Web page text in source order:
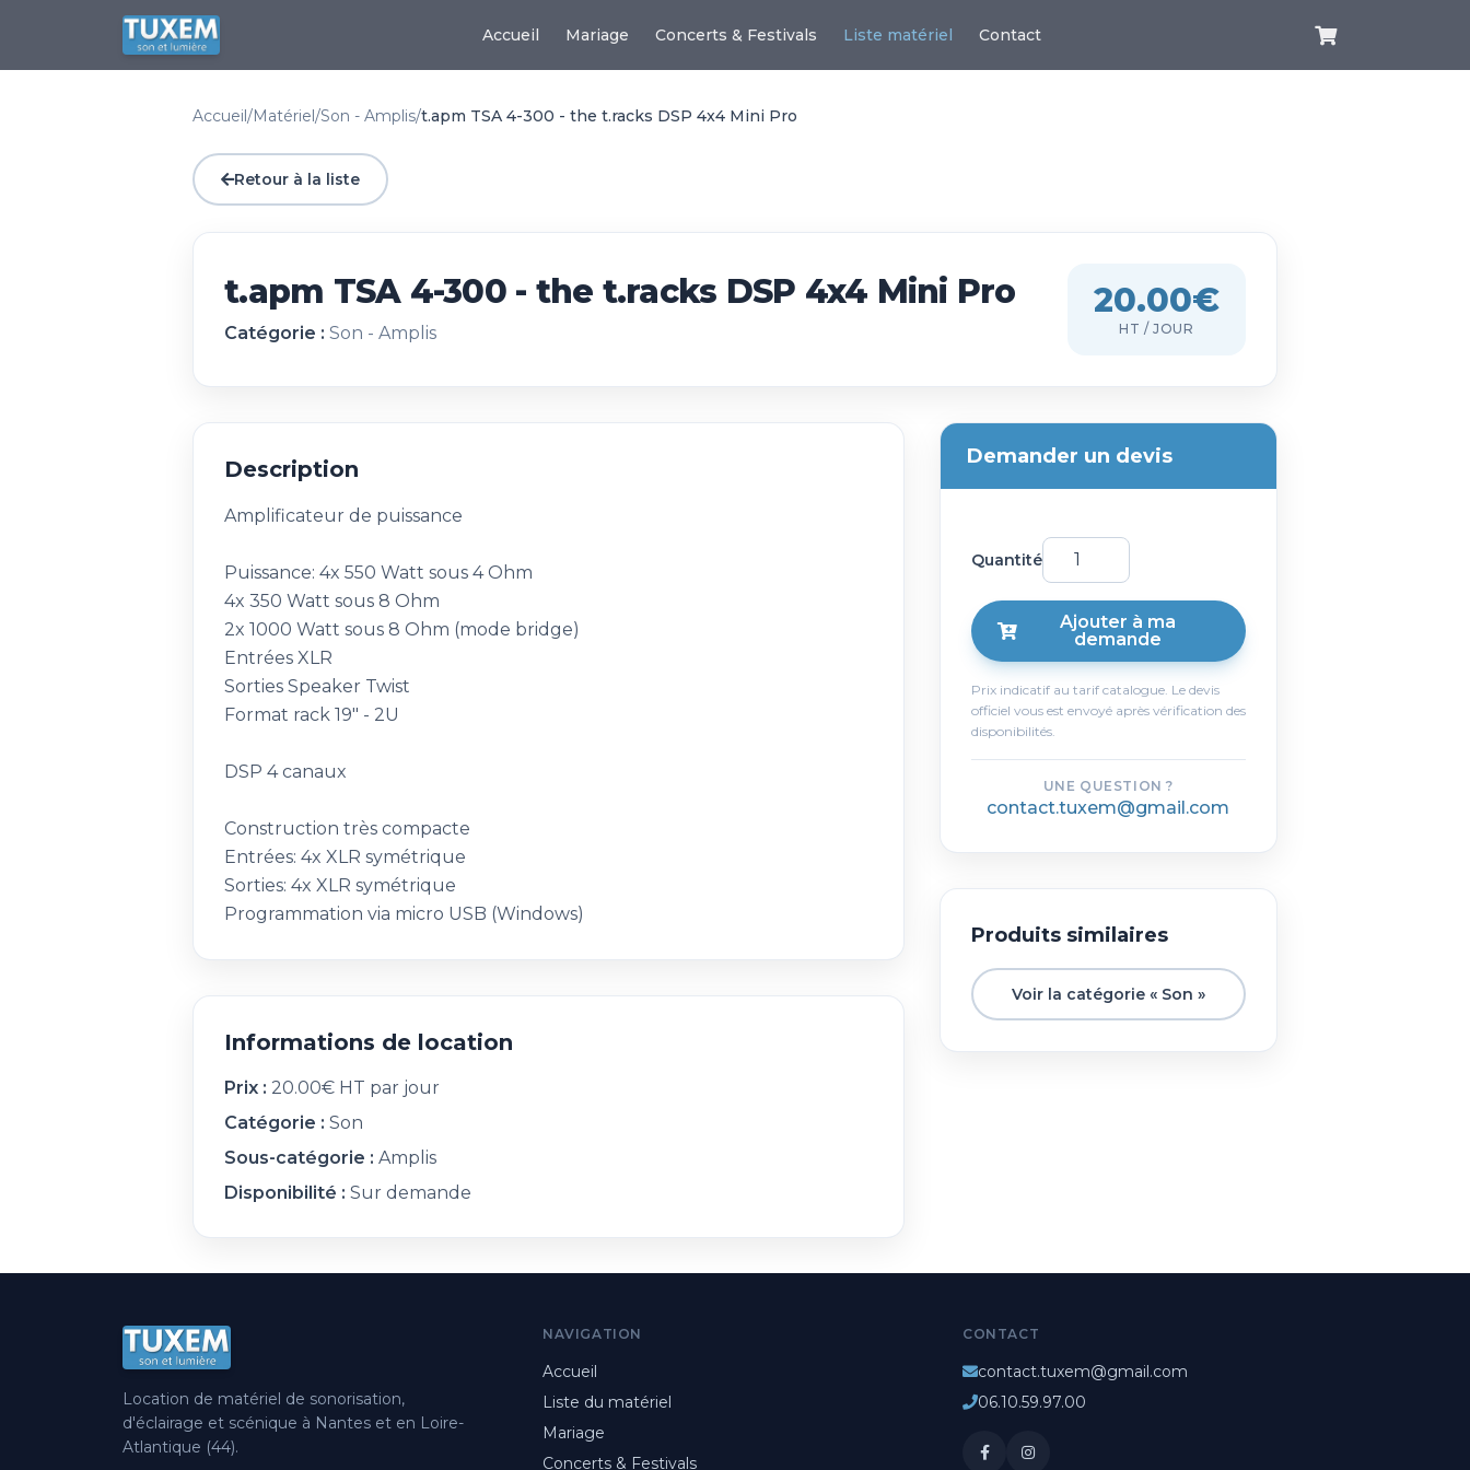
Accueil Mariage Concerts & Festivals Liste matériel Contact
Accueil/Matériel/Son - Amplis/t.apm TSA 4-300 - the t.racks DSP 4x4 Mini Pro
Retour à la liste
t.apm TSA 4-300 - the t.racks DSP 4x4 Mini Pro
Catégorie : Son - Amplis
20.00€
HT / JOUR
Description
Amplificateur de puissance
Puissance: 4x 550 Watt sous 4 Ohm
4x 350 Watt sous 8 Ohm
2x 1000 Watt sous 8 Ohm (mode bridge)
Entrées XLR
Sorties Speaker Twist
Format rack 19" - 2U
DSP 4 canaux
Construction très compacte
Entrées: 4x XLR symétrique
Sorties: 4x XLR symétrique
Programmation via micro USB (Windows)
Informations de location
Prix : 20.00€ HT par jour
Catégorie : Son
Sous-catégorie : Amplis
Disponibilité : Sur demande
Demander un devis
Quantité
Ajouter à ma
demande
Prix indicatif au tarif catalogue. Le devis
officiel vous est envoyé après vérification des
disponibilités.
UNE QUESTION ?
contact.tuxem@gmail.com
Produits similaires
Voir la catégorie « Son »
Location de matériel de sonorisation,
d'éclairage et scénique à Nantes et en Loire-
Atlantique (44).
NAVIGATION
Accueil
Liste du matériel
Mariage
Concerts & Festivals
CONTACT
contact.tuxem@gmail.com
06.10.59.97.00